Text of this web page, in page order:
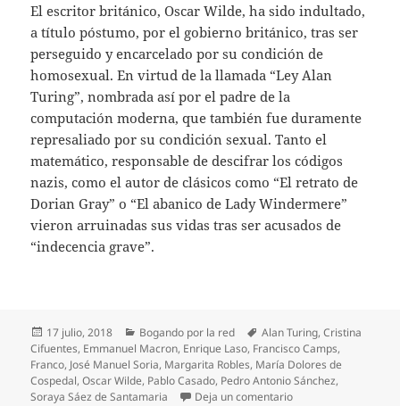
El escritor británico, Oscar Wilde, ha sido indultado,
a título póstumo, por el gobierno británico, tras ser
perseguido y encarcelado por su condición de
homosexual. En virtud de la llamada “Ley Alan
Turing”, nombrada así por el padre de la
computación moderna, que también fue duramente
represaliado por su condición sexual. Tanto el
matemático, responsable de descifrar los códigos
nazis, como el autor de clásicos como “El retrato de
Dorian Gray” o “El abanico de Lady Windermere”
vieron arruinadas sus vidas tras ser acusados de
“indecencia grave”.
Publicado
el
17 julio, 2018 Categorías
Bogando por la red Etiquetas
Alan Turing,Cristina
Cifuentes, Emmanuel Macron, Enrique Laso, Francisco Camps,
Franco, José Manuel Soria, Margarita Robles, María Dolores de
Cospedal,Oscar Wilde, Pablo Casado, Pedro Antonio Sánchez,
Soraya Sáez de Santamaria
Deja un comentarioen Bogando por la